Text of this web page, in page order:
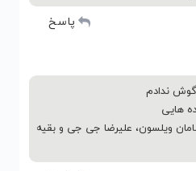
پاسخ
ندادم
هایی
ویلسون، علیرضا جی جی و بقیه